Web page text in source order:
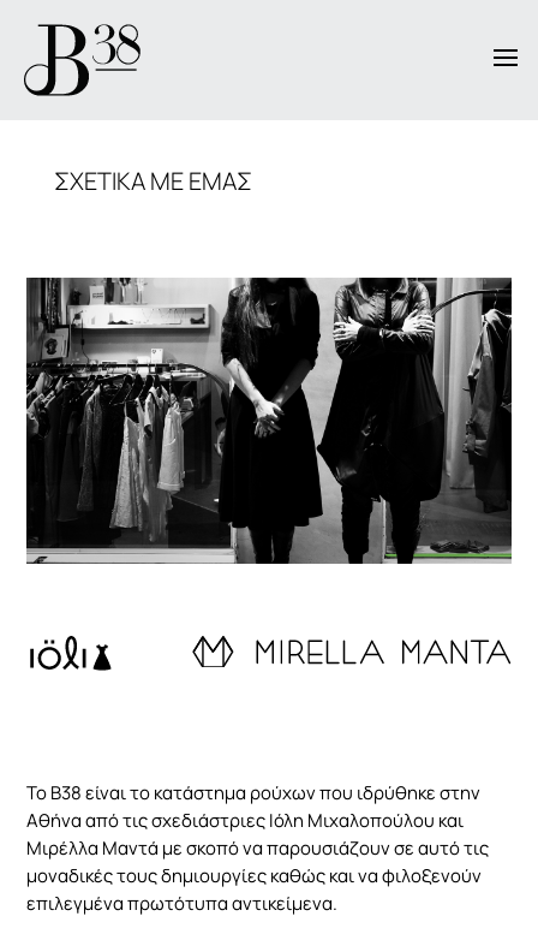
ΣΧΕΤΙΚΑ ΜΕ ΕΜΑΣ
Το Β38 είναι το κατάστημα ρούχων που ιδρύθηκε στην
Αθήνα από τις σχεδιάστριες Ιόλη Μιχαλοπούλου και
Μιρέλλα Μαντά με σκοπό να παρουσιάζουν σε αυτό τις
μοναδικές τους δημιουργίες καθώς και να φιλοξενούν
επιλεγμένα πρωτότυπα αντικείμενα.
Απαραίτητα
cookies δεν
είναι
προαιρετικά.
Απαιτούνται